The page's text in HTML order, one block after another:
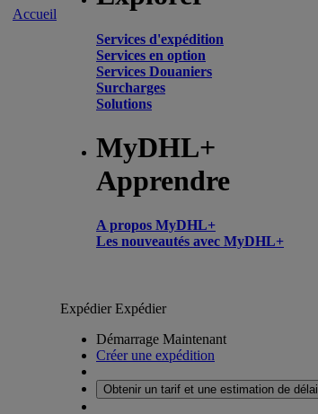
Accueil
Services d'expédition
Services en option
Services Douaniers
Surcharges
Solutions
MyDHL+
Apprendre
A propos MyDHL+
Les nouveautés avec MyDHL+
ExpédierExpédier
Démarrage Maintenant
Créer une expédition
Obtenir un tarif et une estimation de délai